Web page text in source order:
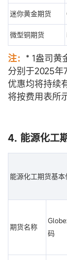
迷你黄金期货
微型铜期货
注： * 1盎司黄
分别于2025年
优惠均将持续
将按费用表所
4. 能源化工
能源化工期货基本
期货名称
码